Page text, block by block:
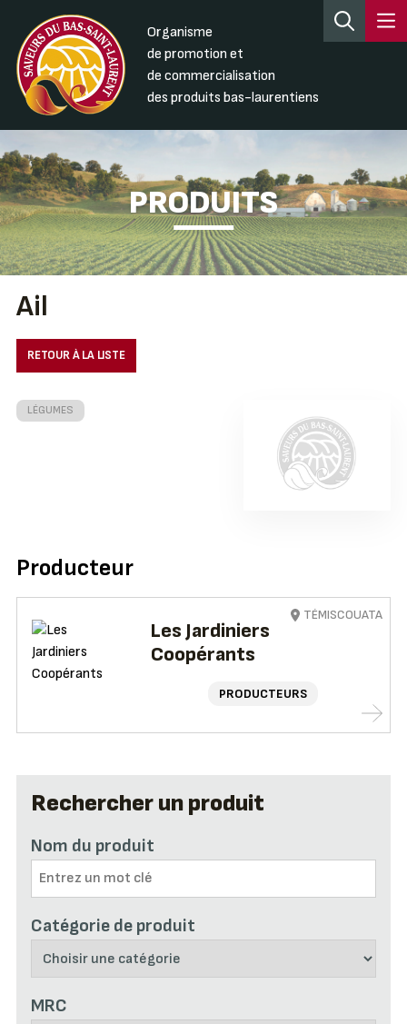
Organisme
de promotion et
de commercialisation
des produits bas-laurentiens
PRODUITS
Rechercher un produit
Nom du produit
Catégorie de produit
MRC
Ail
RETOUR À LA LISTE
LÉGUMES
Producteur
Les Jardiniers
Coopérants
PRODUCTEURS
TÉMISCOUATA